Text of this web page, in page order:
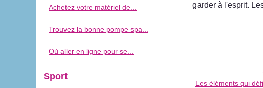
garder à l'esprit.
Les éléments qui
Achetez votre matériel de...
Trouvez la bonne pompe spa...
Où aller en ligne pour se...
Sport